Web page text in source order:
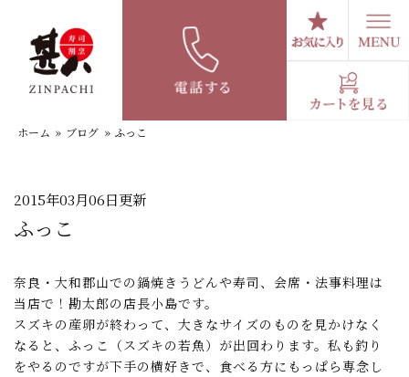
スタッフブログ
ホーム » ブログ » ふっこ
2015年03月06日更新
ふっこ
奈良・大和郡山での鍋焼きうどんや寿司、会席・法事料理は
当店で！勘太郎の店長小島です。
スズキの産卵が終わって、大きなサイズのものを見かけなく
なると、ふっこ（スズキの若魚）が出回わります。私も釣り
をやるのですが下手の横好きで、食べる方にもっぱら専念し